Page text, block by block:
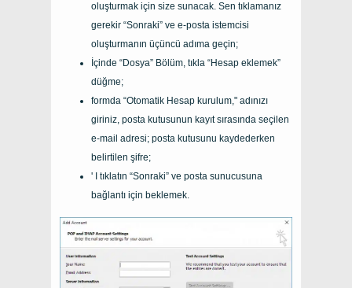
oluşturmak için size sunacak. Sen tıklamanız
gerekir “Sonraki” ve e-posta istemcisi
oluşturmanın üçüncü adıma geçin;
İçinde “Dosya” Bölüm, tıkla “Hesap eklemek”
düğme;
formda “Otomatik Hesap kurulum," adınızı
giriniz, posta kutusunun kayıt sırasında seçilen
e-mail adresi; posta kutusunu kaydederken
belirtilen şifre;
' I tıklatın “Sonraki” ve posta sunucusuna
bağlantı için beklemek.